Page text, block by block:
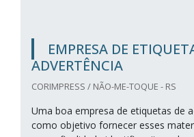
EMPRESA DE
ADVERTÊNCIA
CORIMPRESS / NÃO-ME-TOQUE - RS
Uma boa empresa de etiquetas de
como objetivo fornecer esses